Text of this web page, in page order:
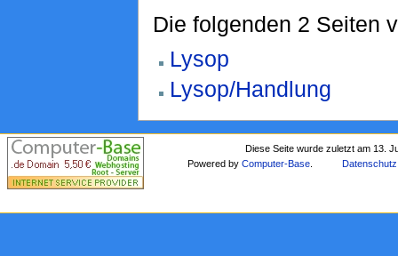
Die folgenden 2 Seiten
Lysop
Lysop/Handlung
Diese Seite wurde zuletzt am 13.
Powered byComputer-Base Datenschutz